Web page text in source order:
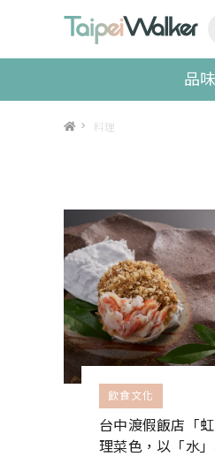
品
> 料理
飲食文化
台中渡假飯店「
理菜色，以「水